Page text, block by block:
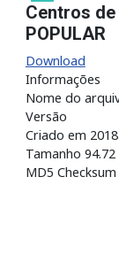
Centros
POPULAR
Download
Informações
Nome do
Versão
Criado em
Tamanho 94.72
MD5 Checksum